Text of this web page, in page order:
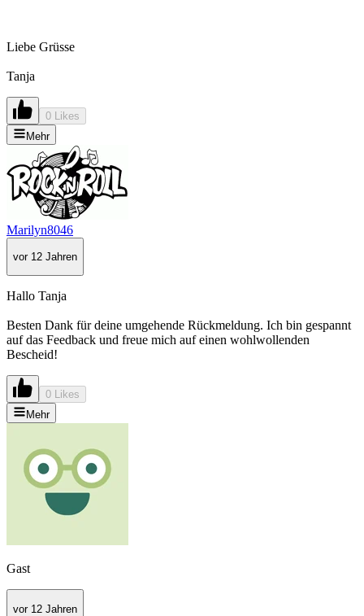
Liebe Grüsse
Tanja
0 Likes
Mehr
Marilyn8046
vor 12 Jahren
Hallo Tanja
Besten Dank für deine umgehende Rückmeldung. Ich bin gespannt
auf das Feedback und freue mich auf einen wohlwollenden
Bescheid!
0 Likes
Mehr
Gast
vor 12 Jahren